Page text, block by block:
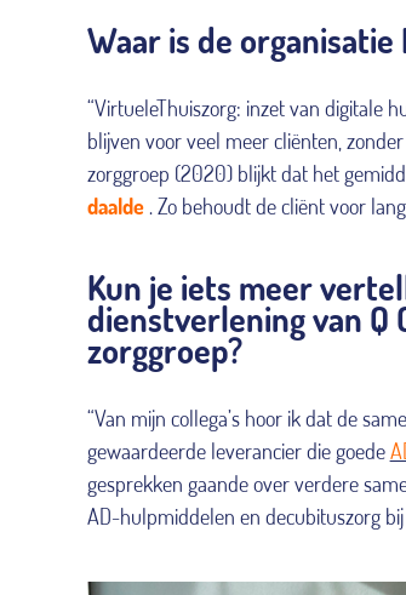
Waar is de
“VirtueleThuiszorg: inzet van digitale
blijven voor veel meer cliënten,
zorggroep (2020) blijkt dat het
daalde . Zo behoudt de cliënt voor
Kun je iets meer
dienstverlening van Q
zorggroep?
“Van mijn collega’s hoor ik dat de
gewaardeerde leverancier die goede
gesprekken gaande over verdere
AD-hulpmiddelen en decubituszorg